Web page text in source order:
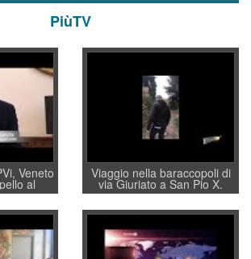
PiùTV
Veneto
al
ordine
CNCU
di
Viaggio nella baraccopoli di
via Giuriato a San Pio X.
Vicenza ai Vicentini: “faremo
un regalo di Natale ai
residenti”